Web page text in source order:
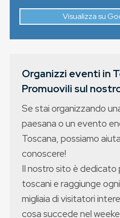
Visualizza su
Organizzi eventi in
Promuovili sul
Se stai organizzando
paesana o un evento
Toscana, possiamo
conoscere!
Il nostro sito è dedicato
toscani e raggiunge
migliaia di visitatori
cosa succede nel